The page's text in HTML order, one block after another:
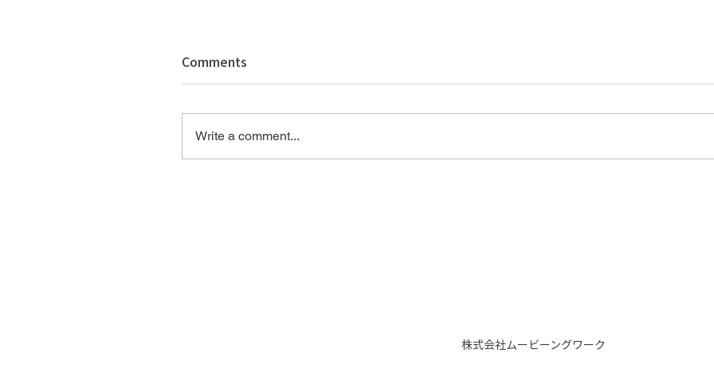
Comments
Write a comment...
株式会社ムービーングワーク